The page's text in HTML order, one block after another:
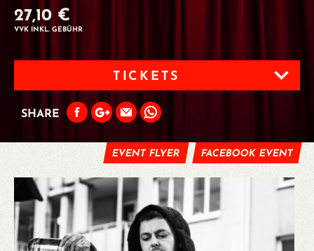
27,10 €
VVK INKL. GEBÜHR
TICKETS
SHARE
EVENT FLYER FACEBOOK EVENT